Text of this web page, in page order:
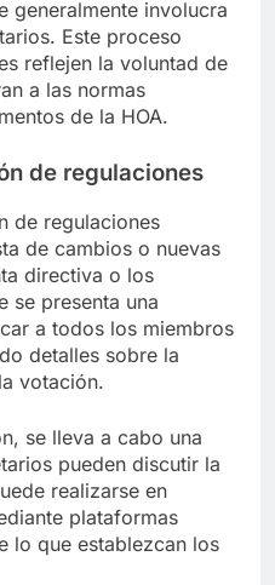
generalmente involucra
Este proceso
reflejen la voluntad de
a las normas
de la HOA.
de regulaciones
de regulaciones
de cambios o nuevas
directiva o los
se presenta una
a todos los miembros
detalles sobre la
votación.
se lleva a cabo una
pueden discutir la
realizarse en
plataformas
lo que establezcan los